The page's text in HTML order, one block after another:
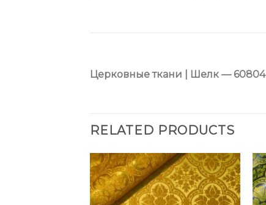
Церковные ткани | Шелк — 60804
RELATED PRODUCTS